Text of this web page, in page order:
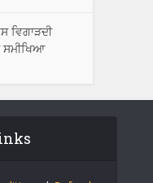
ਵਿਗਾੜਦੀ
ਸਮੀਖਿਆ